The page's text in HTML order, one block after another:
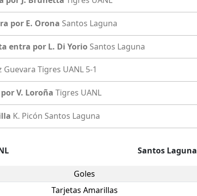
por E. Orona Santos Laguna
entra por L. Di Yorio Santos Laguna
Guevara Tigres UANL 5-1
V. Loroña Tigres UANL
K. Picón Santos Laguna
Santos Laguna
Goles
Tarjetas Amarillas